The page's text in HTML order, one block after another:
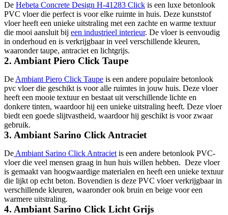
De Hebeta Concrete Design H-41283 Click is een luxe betonlook
PVC vloer die perfect is voor elke ruimte in huis. Deze kunststof
vloer heeft een unieke uitstraling met een zachte en warme textuur
die mooi aansluit bij een industrieel interieur. De vloer is eenvoudig
in onderhoud en is verkrijgbaar in veel verschillende kleuren,
waaronder taupe, antraciet en lichtgrijs.
2. Ambiant Piero Click Taupe
De Ambiant Piero Click Taupe is een andere populaire betonlook
pvc vloer die geschikt is voor alle ruimtes in jouw huis. Deze vloer
heeft een mooie textuur en bestaat uit verschillende lichte en
donkere tinten, waardoor hij een unieke uitstraling heeft. Deze vloer
biedt een goede slijtvastheid, waardoor hij geschikt is voor zwaar
gebruik.
3. Ambiant Sarino Click Antraciet
De Ambiant Sarino Click Antraciet is een andere betonlook PVC-
vloer die veel mensen graag in hun huis willen hebben. Deze vloer
is gemaakt van hoogwaardige materialen en heeft een unieke textuur
die lijkt op echt beton. Bovendien is deze PVC vloer verkrijgbaar in
verschillende kleuren, waaronder ook bruin en beige voor een
warmere uitstraling.
4. Ambiant Sarino Click Licht Grijs